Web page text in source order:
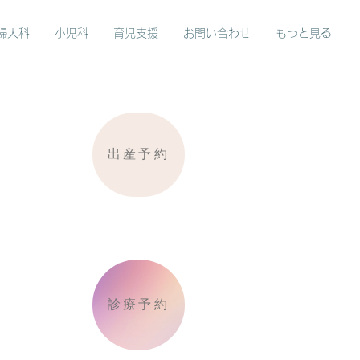
人科 小児科 育児支援 お問い合わせ もっと見る
出産予約
診療予約